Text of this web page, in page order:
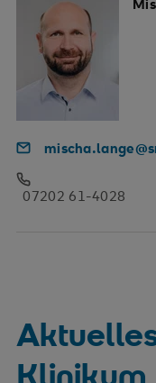
07202 61-4028
Klinikum